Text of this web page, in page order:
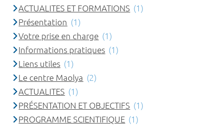
ACTUALITES ET FORMATIONS (1)
Présentation (1)
Votre prise en charge (1)
Informations pratiques (1)
Liens utiles (1)
Le centre Maolya (2)
ACTUALITES (1)
PRÉSENTATION ET OBJECTIFS (1)
PROGRAMME SCIENTIFIQUE (1)